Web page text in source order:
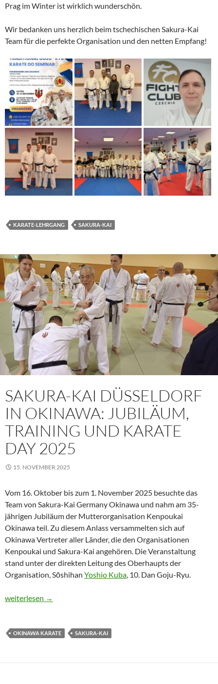
Prag im Winter ist wirklich wunderschön.
Wir bedanken uns herzlich beim tschechischen Sakura-Kai
Team für die perfekte Organisation und den netten Empfang!
KARATE-LEHRGANG SAKURA-KAI
SAKURA-KAI DÜSSELDORF
IN OKINAWA: JUBILÄUM,
TRAINING UND KARATE
DAY 2025
15. NOVEMBER 2025
Vom 16. Oktober bis zum 1. November 2025 besuchte das
Team von Sakura-Kai Germany Okinawa und nahm am 35-
jährigen Jubiläum der Mutterorganisation Kenpoukai
Okinawa teil. Zu diesem Anlass versammelten sich auf
Okinawa Vertreter aller Länder, die den Organisationen
Kenpoukai und Sakura-Kai angehören. Die Veranstaltung
stand unter der direkten Leitung des Oberhaupts der
Organisation, Sōshihan Yoshio Kuba , 10. Dan Goju-Ryu.
Sakura-Kai Düsseldorf in Okinawa: Jubiläum, Training und
weiterlesen →
OKINAWA KARATE SAKURA-KAI